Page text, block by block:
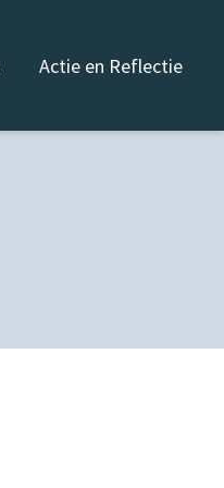
Actie en Reflectie